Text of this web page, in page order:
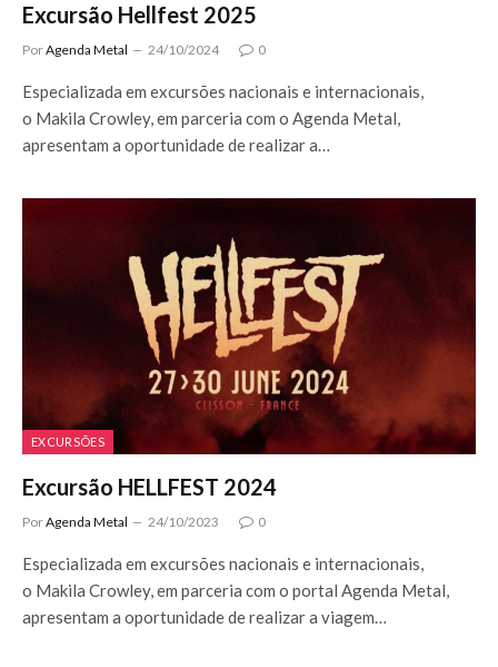
Excursão Hellfest 2025
PorAgenda Metal 24/10/2024 0
Especializada em excursões nacionais e internacionais,
o Makila Crowley, em parceria com o Agenda Metal,
apresentam a oportunidade de realizar a…
EXCURSÕES
Excursão HELLFEST 2024
PorAgenda Metal 24/10/2023 0
Especializada em excursões nacionais e internacionais,
o Makila Crowley, em parceria com o portal Agenda Metal,
apresentam a oportunidade de realizar a viagem…